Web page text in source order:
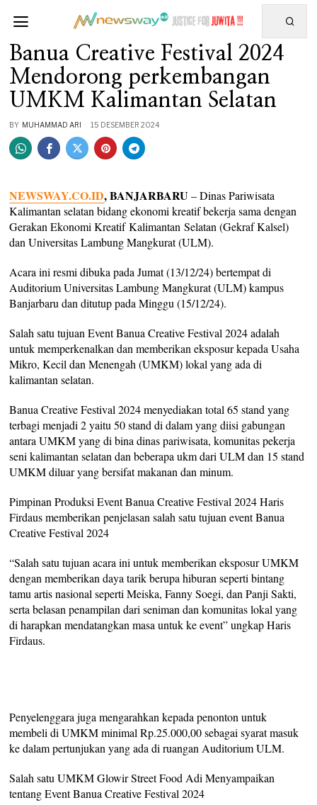
Banua Creative Festival 2024
Mendorong perkembangan
UMKM Kalimantan Selatan
BY MUHAMMAD ARI 15 DESEMBER 2024
NEWSWAY.CO.ID, BANJARBARU– Dinas Pariwisata
Kalimantan selatan bidang ekonomi kreatif bekerja sama dengan
Gerakan Ekonomi Kreatif Kalimantan Selatan (Gekraf Kalsel)
dan Universitas Lambung Mangkurat (ULM).
Acara ini resmi dibuka pada Jumat (13/12/24) bertempat di
Auditorium Universitas Lambung Mangkurat (ULM) kampus
Banjarbaru dan ditutup pada Minggu (15/12/24).
Salah satu tujuan Event Banua Creative Festival 2024 adalah
untuk memperkenalkan dan memberikan eksposur kepada Usaha
Mikro, Kecil dan Menengah (UMKM) lokal yang ada di
kalimantan selatan.
Banua Creative Festival 2024 menyediakan total 65 stand yang
terbagi menjadi 2 yaitu 50 stand di dalam yang diisi gabungan
antara UMKM yang di bina dinas pariwisata, komunitas pekerja
seni kalimantan selatan dan beberapa ukm dari ULM dan 15 stand
UMKM diluar yang bersifat makanan dan minum.
Pimpinan Produksi Event Banua Creative Festival 2024 Haris
Firdaus memberikan penjelasan salah satu tujuan event Banua
Creative Festival 2024
“Salah satu tujuan acara ini untuk memberikan eksposur UMKM
dengan memberikan daya tarik berupa hiburan seperti bintang
tamu artis nasional seperti Meiska, Fanny Soegi, dan Panji Sakti,
serta belasan penampilan dari seniman dan komunitas lokal yang
di harapkan mendatangkan masa untuk ke event” ungkap Haris
Firdaus.
Penyelenggara juga mengarahkan kepada penonton untuk
membeli di UMKM minimal Rp.25.000,00 sebagai syarat masuk
ke dalam pertunjukan yang ada di ruangan Auditorium ULM.
Salah satu UMKM Glowir Street Food Adi Menyampaikan
tentang Event Banua Creative Festival 2024